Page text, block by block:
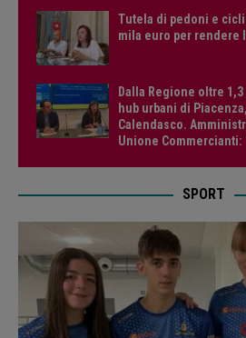
Tutela di pedoni e
mila euro per rendere
Dalla Regione oltre
hub urbani di
Calendasco.
Unione Commercianti:
SPORT